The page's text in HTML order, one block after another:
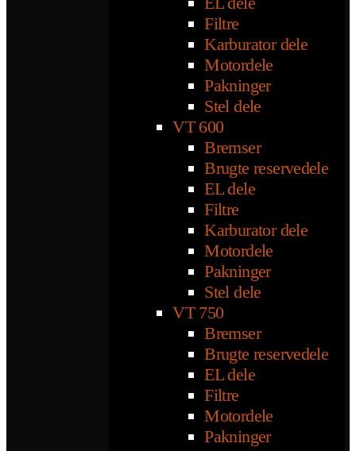
Filtre
Karburator dele
Motordele
Pakninger
Stel dele
VT 600
Bremser
Brugte reservedele
EL dele
Filtre
Karburator dele
Motordele
Pakninger
Stel dele
VT 750
Bremser
Brugte reservedele
EL dele
Filtre
Motordele
Pakninger